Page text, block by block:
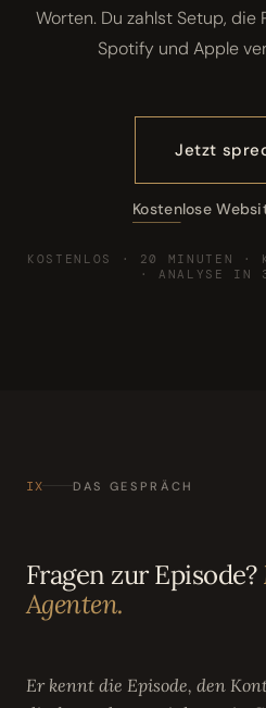
Worten. Du zahlst Setup,
Spotify und Apple
Jetzt
Kostenlose
KOSTENLOS · 20 MINUTEN ·
· ANALYSE IN
IX DAS GESPRÄCH
Fragen zur Episode?
Agenten.
Er kennt die Episode, den